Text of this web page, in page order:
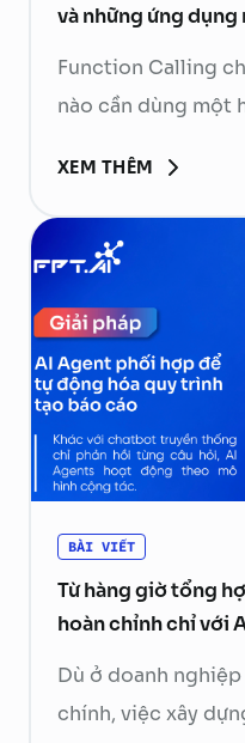
và những ứng
Function Calling
nào cần dùng một
thực thi hàm rồi gửi
tạo phản hồi cuối
tìm hiểu Function
XEM THÊM
BÀI VIẾT
Từ hàng giờ tổng
hoàn chỉnh chỉ với
Dù ở doanh
chính, việc xây